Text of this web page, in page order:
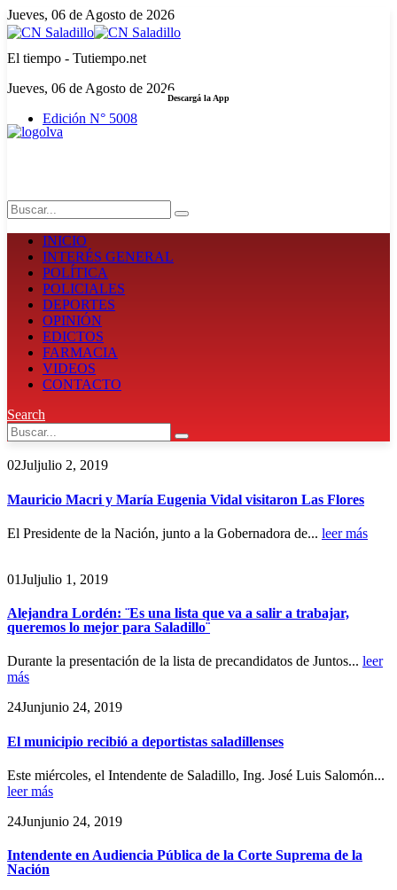
Jueves, 06 de Agosto de 2026
El tiempo - Tutiempo.net
Jueves, 06 de Agosto de 2026
Edición N° 5008
Descargá la App
INICIO
INTERÉS GENERAL
POLÍTICA
POLICIALES
DEPORTES
OPINIÓN
EDICTOS
FARMACIA
VIDEOS
CONTACTO
Search
02Juljulio 2, 2019
Mauricio Macri y María Eugenia Vidal visitaron Las Flores
El Presidente de la Nación, junto a la Gobernadora de... leer más
01Juljulio 1, 2019
Alejandra Lordén: ¨Es una lista que va a salir a trabajar,
queremos lo mejor para Saladillo¨
Durante la presentación de la lista de precandidatos de Juntos... leer
más
24Junjunio 24, 2019
El municipio recibió a deportistas saladillenses
Este miércoles, el Intendente de Saladillo, Ing. José Luis Salomón...
leer más
24Junjunio 24, 2019
Intendente en Audiencia Pública de la Corte Suprema de la
Nación